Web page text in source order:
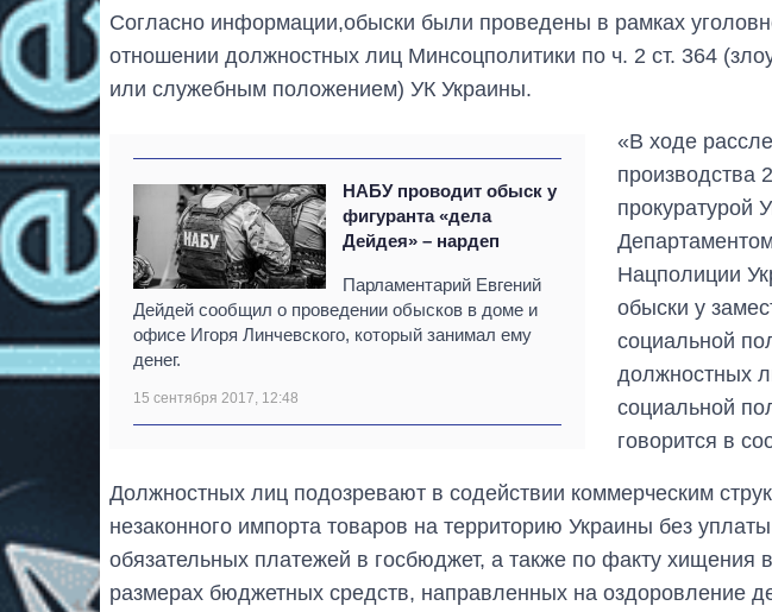
Согласно информации,обыски были проведены в рамках
отношении должностных лиц Минсоцполитики по ч. 2 ст. 364
или служебным положением) УК Украины.
НАБУ проводит обыск у
фигуранта «дела
Дейдея» – нардеп
Парламентарий Евгений
Дейдей сообщил о проведении обысков в доме и
офисе Игоря Линчевского, который занимал ему
денег.
15 сентября 2017, 12:48
«В ходе
производства
прокуратурой
Нацполиции
обыски у
социальной
должностных
социальной
говорится в
Должностных лиц подозревают в содействии коммерческим
незаконного импорта товаров на территорию Украины без
обязательных платежей в госбюджет, а также по факту хищения
размерах бюджетных средств, направленных на оздоровление